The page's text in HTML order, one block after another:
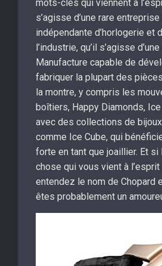
mots-clés qui viennent à
s’agisse d’une rare
indépendante d’horlogerie et
l’industrie, qu’il s’agisse
Manufacture capable de
fabriquer la plupart des
la montre, y compris les
boîtiers, Happy Diamonds,
avec des collections de
comme Ice Cube, qui
forte en tant que joaillier. Et si
chose qui vous vient à
entendez le nom de Chopard
êtes probablement un